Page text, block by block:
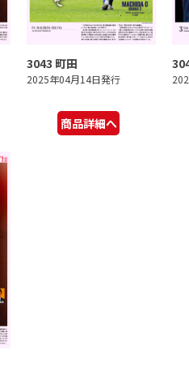
3043 町田
2025年04月14日発行
商品詳細へ